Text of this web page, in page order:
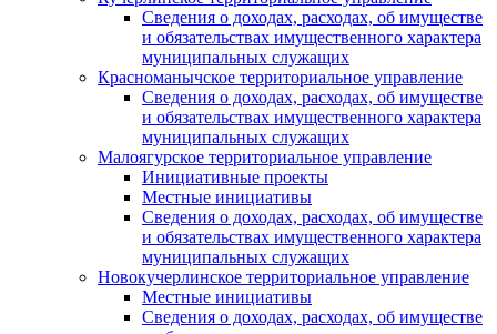
Сведения о доходах, расходах, об имуществе
и обязательствах имущественного характера
муниципальных служащих
Красноманычское территориальное управление
Сведения о доходах, расходах, об имуществе
и обязательствах имущественного характера
муниципальных служащих
Малоягурское территориальное управление
Инициативные проекты
Местные инициативы
Сведения о доходах, расходах, об имуществе
и обязательствах имущественного характера
муниципальных служащих
Новокучерлинское территориальное управление
Местные инициативы
Сведения о доходах, расходах, об имуществе